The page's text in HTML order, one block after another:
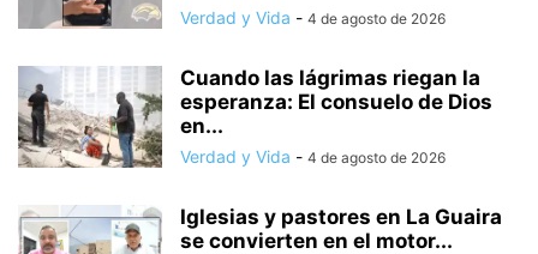
Verdad y Vida - 4 de agosto de 2026
Cuando las lágrimas riegan la
esperanza: El consuelo de Dios
en...
Verdad y Vida - 4 de agosto de 2026
Iglesias y pastores en La Guaira
se convierten en el motor...